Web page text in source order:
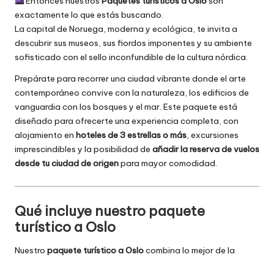
exactamente lo que estás buscando.
La capital de Noruega, moderna y ecológica, te invita a
descubrir sus museos, sus fiordos imponentes y su ambiente
sofisticado con el sello inconfundible de la cultura nórdica.
Prepárate para recorrer una ciudad vibrante donde el arte
contemporáneo convive con la naturaleza, los edificios de
vanguardia con los bosques y el mar. Este paquete está
diseñado para ofrecerte una experiencia completa, con
alojamiento en hoteles de 3 estrellas o más, excursiones
imprescindibles y la posibilidad de añadir la reserva de vuelos
desde tu ciudad de origenpara mayor comodidad.
Qué incluye nuestro paquete
turístico a Oslo
Nuestro paquete turístico a Oslocombina lo mejor de la